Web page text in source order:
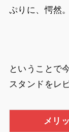
ぷりに、愕然。
ということで
スタンドをレ
メリ